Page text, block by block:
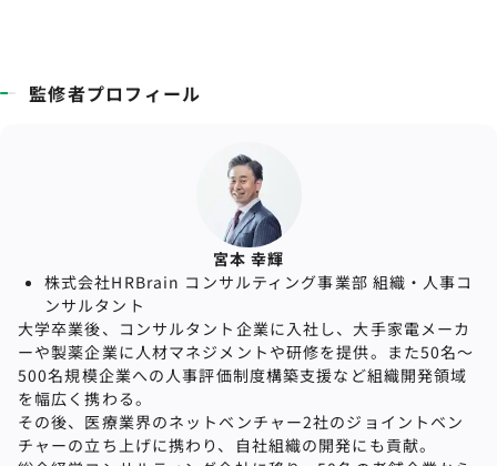
監修者プロフィール
宮本 幸輝
株式会社HRBrain コンサルティング事業部 組織・⼈事コ
ンサルタント
大学卒業後、コンサルタント企業に入社し、大手家電メーカ
ーや製薬企業に人材マネジメントや研修を提供。また50名〜
500名規模企業への⼈事評価制度構築⽀援など組織開発領域
を幅広く携わる。
その後、医療業界のネットベンチャー2社のジョイントベン
チャーの立ち上げに携わり、自社組織の開発にも貢献。